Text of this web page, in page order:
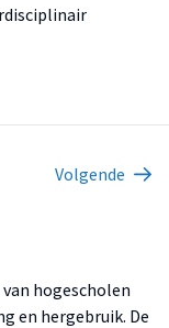
Volgende
hogescholen
en hergebruik. De